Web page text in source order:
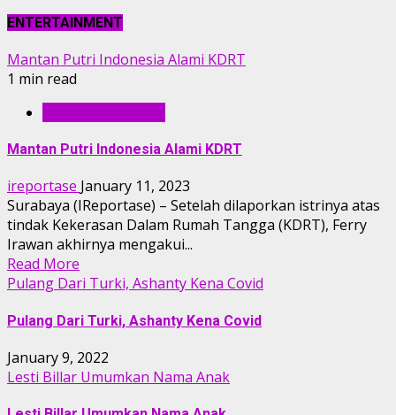
ENTERTAINMENT
Mantan Putri Indonesia Alami KDRT
1 min read
Mantan Putri Indonesia Alami KDRT
ireportase January 11, 2023
Surabaya (IReportase) – Setelah dilaporkan istrinya atas
tindak Kekerasan Dalam Rumah Tangga (KDRT), Ferry
Irawan akhirnya mengakui...
Read More
Pulang Dari Turki, Ashanty Kena Covid
Pulang Dari Turki, Ashanty Kena Covid
January 9, 2022
Lesti Billar Umumkan Nama Anak